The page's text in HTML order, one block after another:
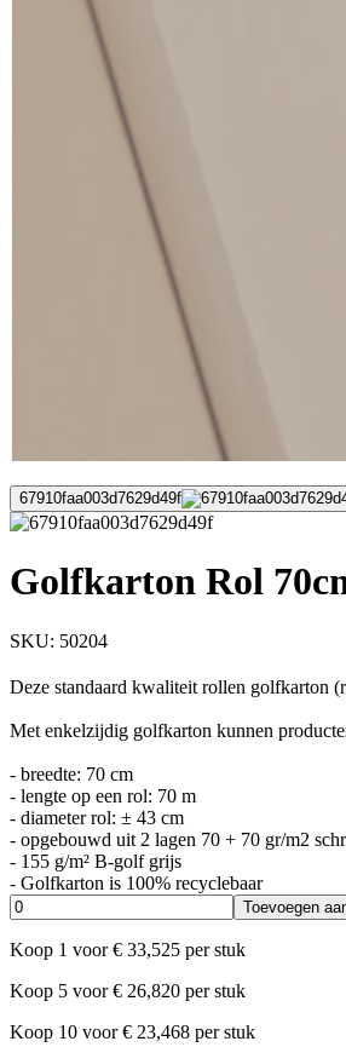
67910faa003d7629d49f
Golfkarton Rol
SKU: 50204
Deze standaard kwaliteit rollen golfkarton
Met enkelzijdig golfkarton kunnen
- breedte: 70 cm
- lengte op een rol: 70 m
- diameter rol: ± 43 cm
- opgebouwd uit 2 lagen 70 + 70 gr/m2
- 155 g/m² B-golf grijs
- Golfkarton is 100% recyclebaar
Toevoegen
Koop 1 voor € 33,525 per stuk
Koop 5 voor € 26,820 per stuk
Koop 10 voor € 23,468 per stuk